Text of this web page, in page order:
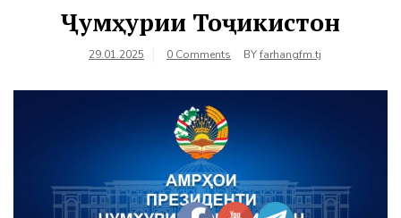
Ҷумҳурии Тоҷикистон
29.01.2025 0 Comments BYfarhangfm.tj